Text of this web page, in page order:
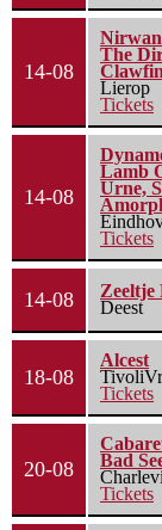
14-08
The
Lierop
Tickets
14-08
Lamb
Urne,
Tickets
14-08
Zeeltje
Deest
18-08
Alcest
Tickets
20-08
Bad
Tickets